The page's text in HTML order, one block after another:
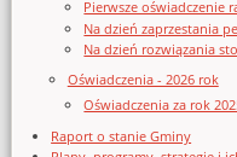
Pierwsze oświadczenie
Na dzień zaprzestania
Na dzień rozwiązania
Oświadczenia - 2026 rok
Oświadczenia za rok
Raport o stanie Gminy